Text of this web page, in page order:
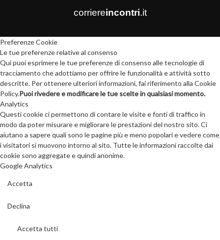
corriereincontri.it
Preferenze Cookie
Le tue preferenze relative al consenso
Qui puoi esprimere le tue preferenze di consenso alle tecnologie di
tracciamento che adottiamo per offrire le funzionalità e attività sotto
descritte. Per ottenere ulteriori informazioni, fai riferimento alla Cookie
Policy.Puoi rivedere e modificare le tue scelte in qualsiasi momento.
Analytics
Questi cookie ci permettono di contare le visite e fonti di traffico in
modo da poter misurare e migliorare le prestazioni del nostro sito. Ci
aiutano a sapere quali sono le pagine più e meno popolari e vedere come
i visitatori si muovono intorno al sito. Tutte le informazioni raccolte dai
cookie sono aggregate e quindi anonime.
Google Analytics
Accetta
Declina
Accetta tutti